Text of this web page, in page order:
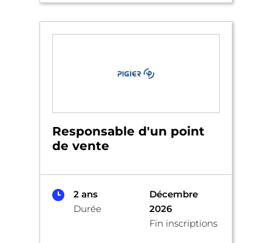
Responsable d'un point
de vente
2 ans
Durée
Décembre
2026
Fin inscriptions